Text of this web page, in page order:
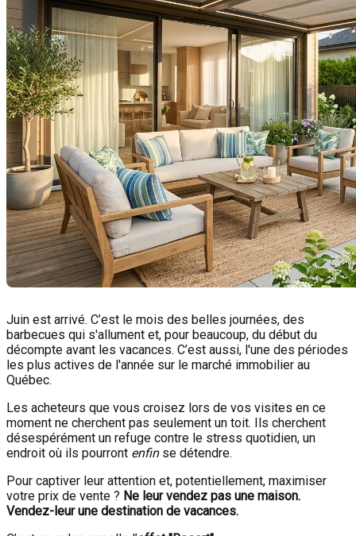
Juin est arrivé. C’est le mois des belles journées, des
barbecues qui s'allument et, pour beaucoup, du début du
décompte avant les vacances. C’est aussi, l'une des périodes
les plus actives de l'année sur le marché immobilier au
Québec.
Les acheteurs que vous croisez lors de vos visites en ce
moment ne cherchent pas seulement un toit. Ils cherchent
désespérément un refuge contre le stress quotidien, un
endroit où ils pourront enfinse détendre.
Pour captiver leur attention et, potentiellement, maximiser
votre prix de vente ? Ne leur vendez pas une maison.
Vendez-leur une destination de vacances.